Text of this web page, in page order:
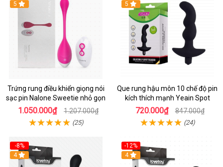
5
Trứng rung điều khiển giọng nói
sạc pin Nalone Sweetie nhỏ gọn
1.050.000₫ 1.207.000₫
(25)
5
Que rung hậu môn 10 chế độ pin
kích thích mạnh Yeain Spot
720.000₫ 847.000₫
(24)
-8%
4
-12%
4